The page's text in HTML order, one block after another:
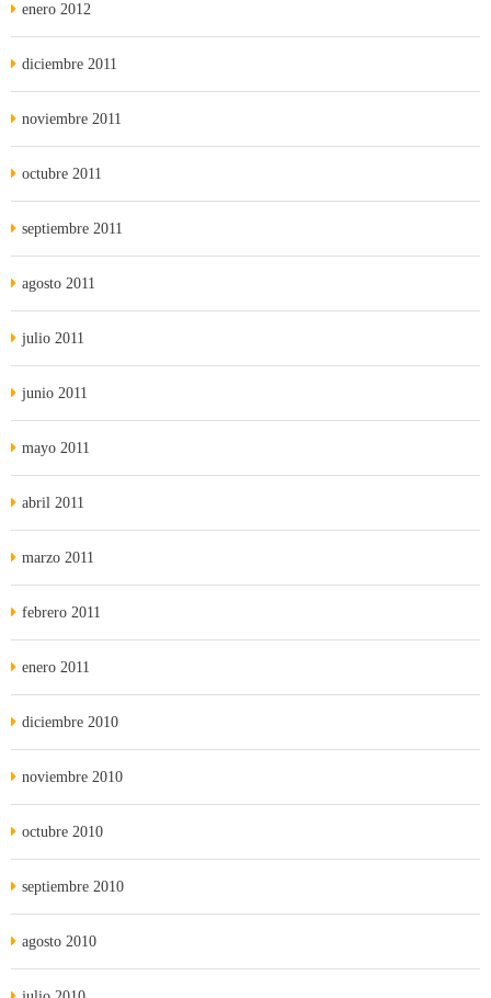
enero 2012
diciembre 2011
noviembre 2011
octubre 2011
septiembre 2011
agosto 2011
julio 2011
junio 2011
mayo 2011
abril 2011
marzo 2011
febrero 2011
enero 2011
diciembre 2010
noviembre 2010
octubre 2010
septiembre 2010
agosto 2010